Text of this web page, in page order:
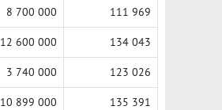
8 700 000 111 969
12 600 000 134 043
3 740 000 123 026
10 899 000 135 391